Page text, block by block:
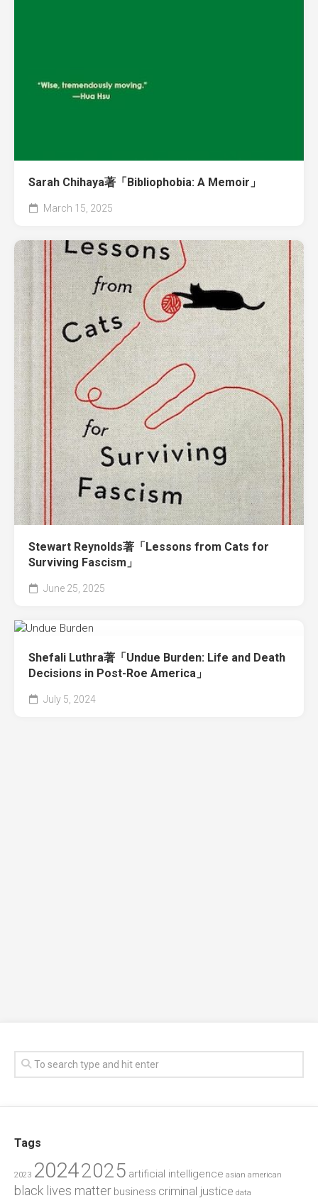
Sarah Chihaya著「Bibliophobia: A Memoir」
March 15, 2025
Stewart Reynolds著「Lessons from Cats for
Surviving Fascism」
June 25, 2025
Shefali Luthra著「Undue Burden: Life and Death
Decisions in Post-Roe America」
July 5, 2024
Tags
2023 20242025 artificial intelligence asian american
black lives matter business criminal justice data